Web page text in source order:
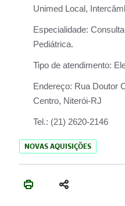
Unimed Local,
Especialidade:
Pediátrica.
Tipo de atendimento:
Endereço: Rua Doutor
Centro, Niterói-RJ
Tel.: (21) 2620-2146
NOVAS AQUISIÇÕES